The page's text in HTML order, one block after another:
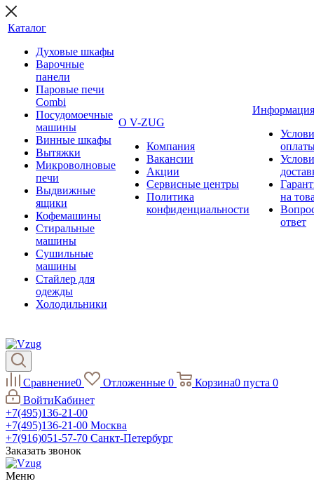
Каталог
Духовые шкафы
Варочные
панели
Паровые печи
Combi
Посудомоечные
машины
Винные шкафы
Вытяжки
Микроволновые
печи
Выдвижные
ящики
Кофемашины
Стиральные
машины
Сушильные
машины
Стайлер для
одежды
Холодильники
О V-ZUG
Компания
Вакансии
Акции
Сервисные центры
Политика
конфиденциальности
Информация
на
ответ
Сравнение0 Отложенные 0 Корзина0 пуста 0
ВойтиКабинет
+7(495)136-21-00‬
+7(495)136-21-00‬ Москва
+7(916)051-57-70 Санкт-Петербург
Заказать звонок
Меню